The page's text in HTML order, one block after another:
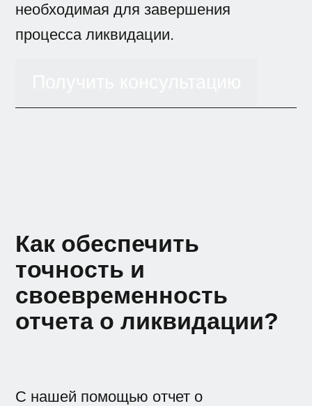
необходимая для завершения
процесса ликвидации.
Как обеспечить
точность и
своевременность
отчета о ликвидации?
С нашей помощью отчет о